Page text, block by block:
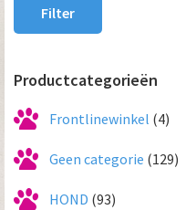
Filter
Productcategorieën
Frontlinewinkel (4)
Geen categorie (129)
HOND (93)